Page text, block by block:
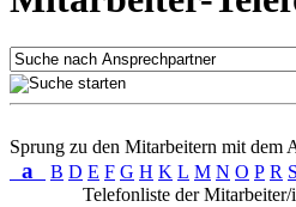
Sprung zu den Mitarbeitern mit dem
a B D E F G H K L M N O P R S
Telefonliste der